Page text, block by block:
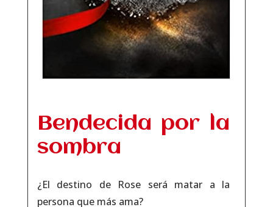
Bendecida por la
sombra
¿El destino de Rose será matar a la
persona que más ama?